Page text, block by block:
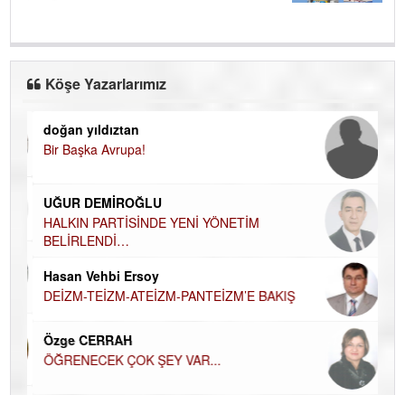
Köşe Yazarlarımız
doğan yıldıztan
Bir Başka Avrupa!
UĞUR DEMİROĞLU
HALKIN PARTİSİNDE YENİ YÖNETİM
BELİRLENDİ…
Hasan Vehbi Ersoy
DEİZM-TEİZM-ATEİZM-PANTEİZM’E BAKIŞ
Özge CERRAH
ÖĞRENECEK ÇOK ŞEY VAR...